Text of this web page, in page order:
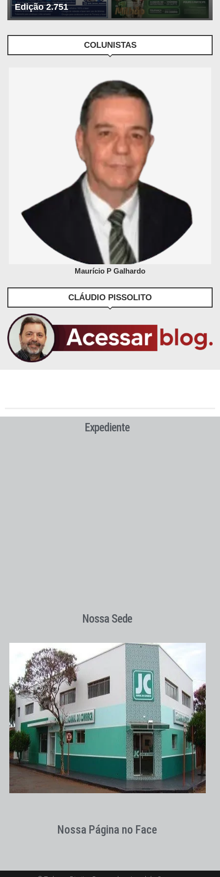
Edição 2.751
COLUNISTAS
Maurício P Galhardo
CLÁUDIO PISSOLITO
Expediente
Nossa Sede
Nossa Página no Face